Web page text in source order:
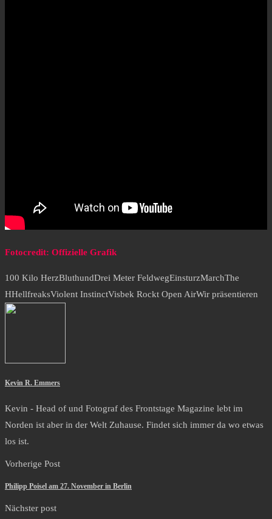
Fotocredit: Offizielle Grafik
100 Kilo HerzBluthundDrei Meter FeldwegEinsturzMarchThe
HHellfreaksViolent InstinctVisbek Rockt Open AirWir präsentieren
Kevin R. Emmers
Kevin - Head of und Fotograf des Frontstage Magazine lebt im
Norden ist aber in der Welt Zuhause. Findet sich immer da wo etwas
los ist.
Vorherige Post
Philipp Poisel am 27. November in Berlin
Nächster post